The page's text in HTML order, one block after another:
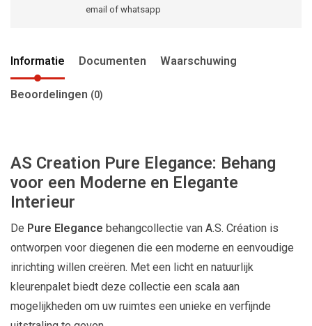
email of whatsapp
Informatie Documenten Waarschuwing
Beoordelingen (0)
AS Creation Pure Elegance: Behang
voor een Moderne en Elegante
Interieur
De Pure Elegance behangcollectie van A.S. Création is
ontworpen voor diegenen die een moderne en eenvoudige
inrichting willen creëren. Met een licht en natuurlijk
kleurenpalet biedt deze collectie een scala aan
mogelijkheden om uw ruimtes een unieke en verfijnde